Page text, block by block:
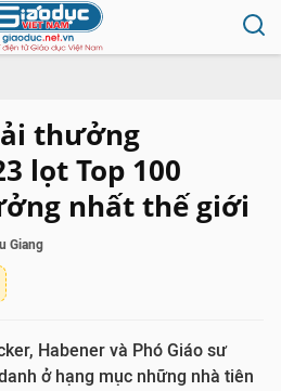
thưởng
lọt Top 100
nhất thế giới
Giang
Habener và Phó Giáo sư
ở hạng mục những nhà tiên